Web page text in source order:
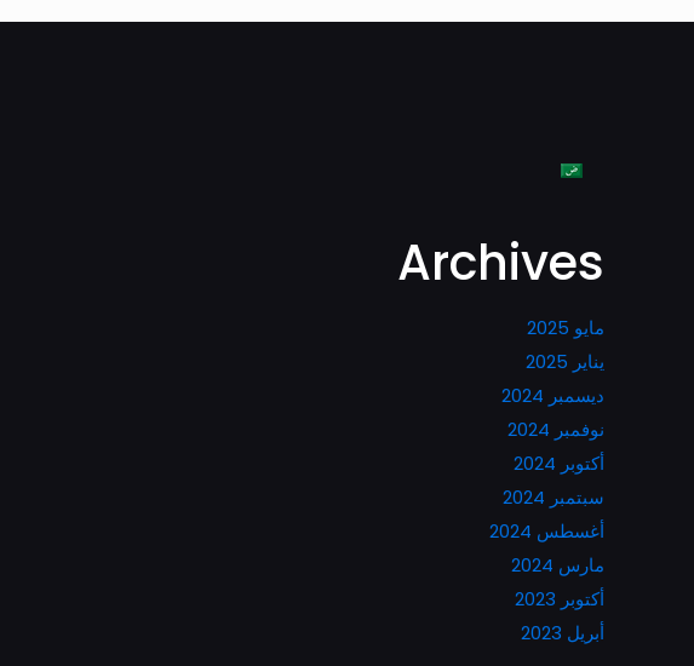
Archives
مايو 2025
يناير 2025
ديسمبر 2024
نوفمبر 2024
أكتوبر 2024
سبتمبر 2024
أغسطس 2024
مارس 2024
أكتوبر 2023
أبريل 2023